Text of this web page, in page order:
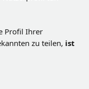
Profil Ihrer
zu teilen, ist